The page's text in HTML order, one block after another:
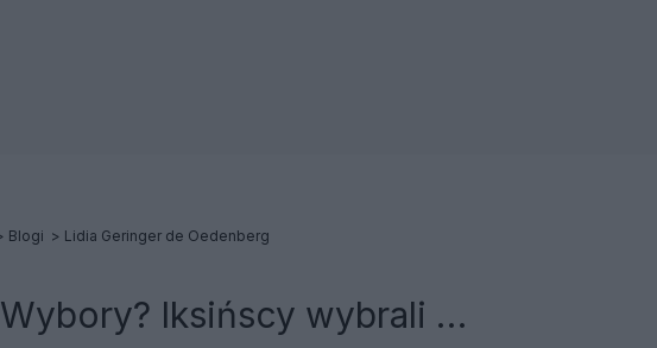
Blogi Lidia Geringer de Oedenberg
Wybory? Iksińscy wybrali …